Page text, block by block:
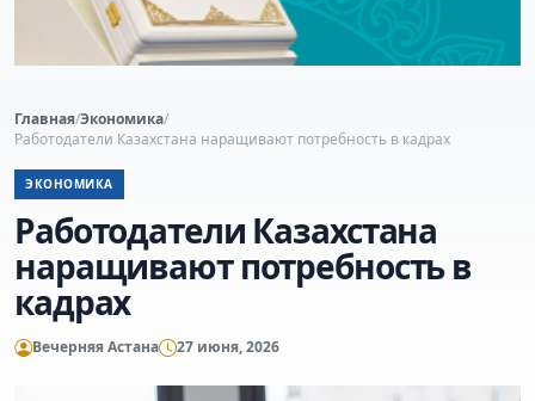
Главная/Экономика/
Работодатели Казахстана наращивают потребность в кадрах
ЭКОНОМИКА
Работодатели Казахстана
наращивают потребность в
кадрах
Вечерняя Астана 27 июня, 2026